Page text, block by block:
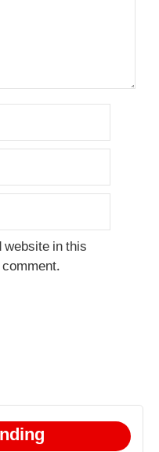
website in this